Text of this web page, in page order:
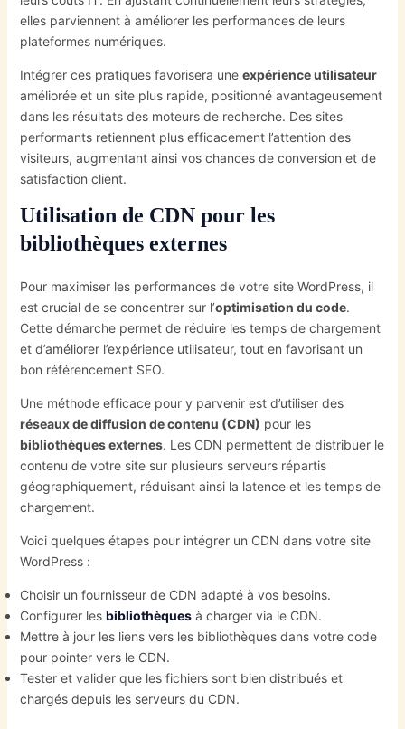
elles parviennent à améliorer les performances de leurs
plateformes numériques.
Intégrer ces pratiques favorisera une expérience utilisateur
améliorée et un site plus rapide, positionné avantageusement
dans les résultats des moteurs de recherche. Des sites
performants retiennent plus efficacement l’attention des
visiteurs, augmentant ainsi vos chances de conversion et de
satisfaction client.
Utilisation de CDN pour les
bibliothèques externes
Pour maximiser les performances de votre site WordPress, il
est crucial de se concentrer sur l’optimisation du code.
Cette démarche permet de réduire les temps de chargement
et d’améliorer l’expérience utilisateur, tout en favorisant un
bon référencement SEO.
Une méthode efficace pour y parvenir est d’utiliser des
réseaux de diffusion de contenu (CDN) pour les
bibliothèques externes. Les CDN permettent de distribuer le
contenu de votre site sur plusieurs serveurs répartis
géographiquement, réduisant ainsi la latence et les temps de
chargement.
Voici quelques étapes pour intégrer un CDN dans votre site
WordPress :
Choisir un fournisseur de CDN adapté à vos besoins.
Configurer les bibliothèquesà charger via le CDN.
Mettre à jour les liens vers les bibliothèques dans votre code
pour pointer vers le CDN.
Tester et valider que les fichiers sont bien distribués et
chargés depuis les serveurs du CDN.